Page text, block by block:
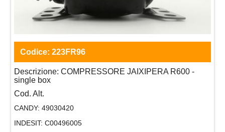
Codice: 223FR96
Descrizione: COMPRESSORE JAIXIPERA R600 -
single box
Cod. Alt.
CANDY: 49030420
INDESIT: C00496005